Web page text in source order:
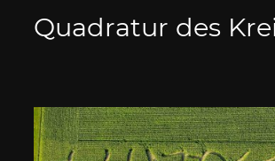
Quadratur des